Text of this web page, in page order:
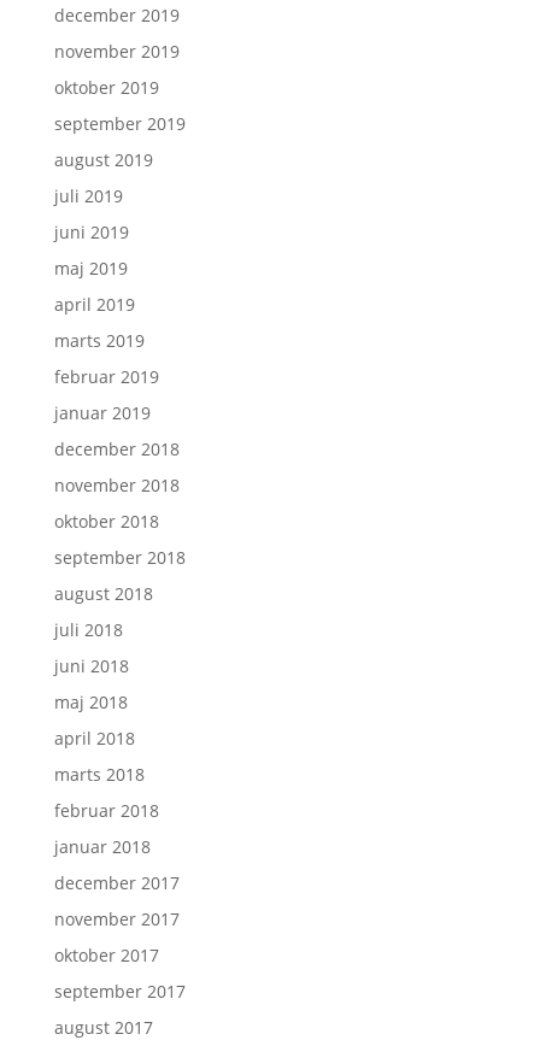
december 2019
november 2019
oktober 2019
september 2019
august 2019
juli 2019
juni 2019
maj 2019
april 2019
marts 2019
februar 2019
januar 2019
december 2018
november 2018
oktober 2018
september 2018
august 2018
juli 2018
juni 2018
maj 2018
april 2018
marts 2018
februar 2018
januar 2018
december 2017
november 2017
oktober 2017
september 2017
august 2017